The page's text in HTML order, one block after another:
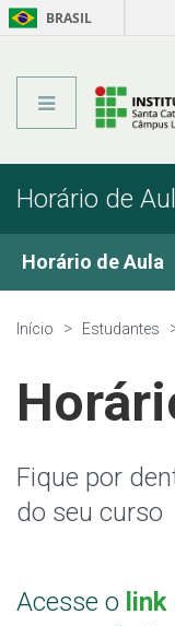
BRASIL
Horário de
Horário de Aula
Estágio
Coordenadoria
Horário de Aula
Início Estudantes
Fique por
do seu curso
Acesse o link